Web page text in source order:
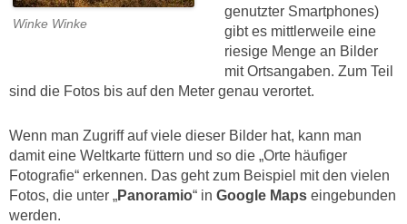
Winke Winke
genutzter Smartphones)
gibt es mittlerweile eine
riesige Menge an Bilder
mit Ortsangaben. Zum Teil
sind die Fotos bis auf den Meter genau verortet.
Wenn man Zugriff auf viele dieser Bilder hat, kann man
damit eine Weltkarte füttern und so die „Orte häufiger
Fotografie“ erkennen. Das geht zum Beispiel mit den vielen
Fotos, die unter „Panoramio“ in Google Maps eingebunden
werden.